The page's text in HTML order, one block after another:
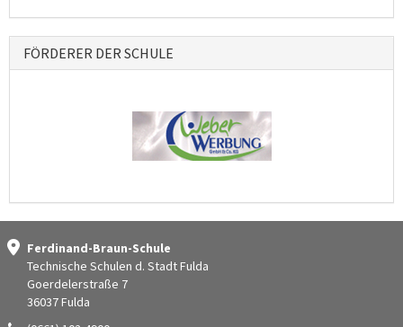
FÖRDERER DER SCHULE
Ferdinand-Braun-Schule
Technische Schulen d. Stadt Fulda
Goerdelerstraße 7
36037 Fulda